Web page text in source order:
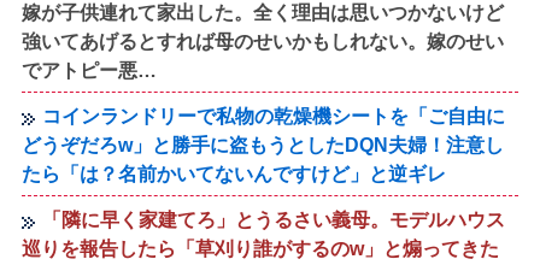
嫁が子供連れて家出した。全く理由は思いつかないけど
強いてあげるとすれば母のせいかもしれない。嫁のせい
でアトピー悪…
コインランドリーで私物の乾燥機シートを「ご自由に
どうぞだろw」と勝手に盗もうとしたDQN夫婦！注意し
たら「は？名前かいてないんですけど」と逆ギレ
「隣に早く家建てろ」とうるさい義母。モデルハウス
巡りを報告したら「草刈り誰がするのw」と煽ってきた